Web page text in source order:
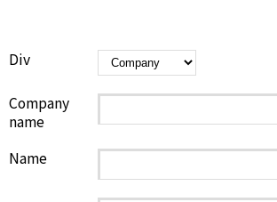
Div
Company
name
Name